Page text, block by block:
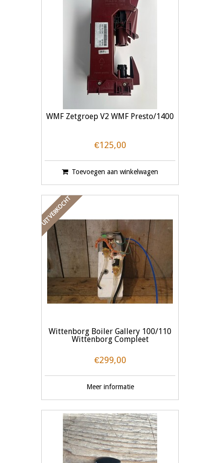
WMF Zetgroep V2 WMF Presto/1400
€125,00
Toevoegen aan winkelwagen
UITVERKOCHT
Wittenborg Boiler Gallery 100/110
Wittenborg Compleet
€299,00
Meer informatie